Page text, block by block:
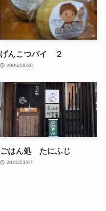
げんこつパイ ２
2005/08/30
ごはん処 たにふじ
2024/03/07